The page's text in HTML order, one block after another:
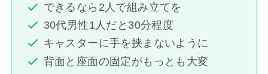
できるなら2人で組み立てを
30代男性1人だと30分程度
キャスターに手を挟まないように
背面と座面の固定がもっとも大変